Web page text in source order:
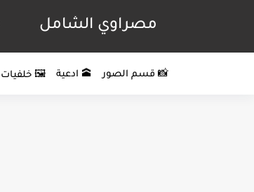
مصراوي الشامل
📸 قسم الصور 🕋 ادعية 🖼️ خلفيات